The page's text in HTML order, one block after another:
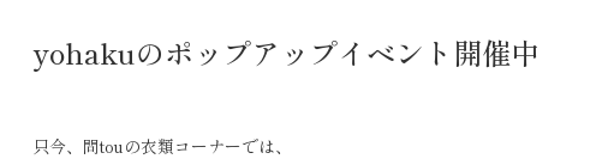
yohakuのポップアップイベント開催中
只今、問touの衣類コーナーでは、